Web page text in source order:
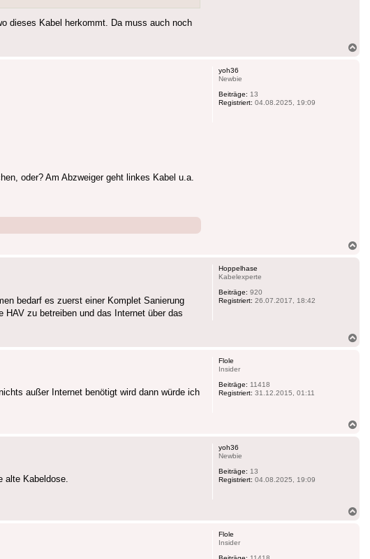
dieses Kabel herkommt. Da muss auch noch
yoh36
Newbie
Beiträge: 13
Registriert: 04.08.2025, 19:09
oder? Am Abzweiger geht linkes Kabel u.a.
Hoppelhase
Kabelexperte
Beiträge: 920
Registriert: 26.07.2017, 18:42
bedarf es zuerst einer Komplet Sanierung
zu betreiben und das Internet über das
Flole
Insider
Beiträge: 11418
Registriert: 31.12.2015, 01:11
außer Internet benötigt wird dann würde ich
yoh36
Newbie
Beiträge: 13
Registriert: 04.08.2025, 19:09
alte Kabeldose.
Flole
Insider